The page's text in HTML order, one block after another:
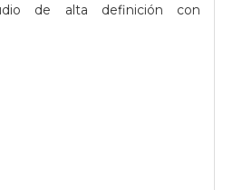
de alta definición con